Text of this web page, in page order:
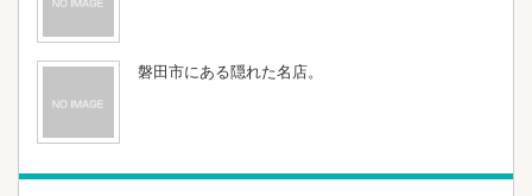
磐田市にある隠れた名店。